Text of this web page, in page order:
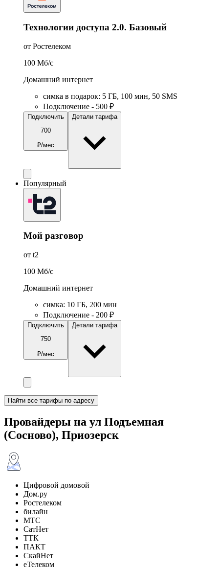
Технологии доступа 2.0. Базовый
от Ростелеком
100 Мб/c
Домашний интернет
симка в подарок: 5 ГБ, 100 мин, 50 SMS
Подключение - 500 ₽
Подключить
700
₽/мес
Детали тарифа
Популярный
Мой разговор
от t2
100 Мб/c
Домашний интернет
симка: 10 ГБ, 200 мин
Подключение - 200 ₽
Подключить
750
₽/мес
Детали тарифа
Найти все тарифы по адресу
Провайдеры на ул Подъемная
(Сосново), Приозерск
Цифровой домовой
Дом.ру
Ростелеком
билайн
МТС
СатНет
ТТК
ПАКТ
СкайНет
еТелеком